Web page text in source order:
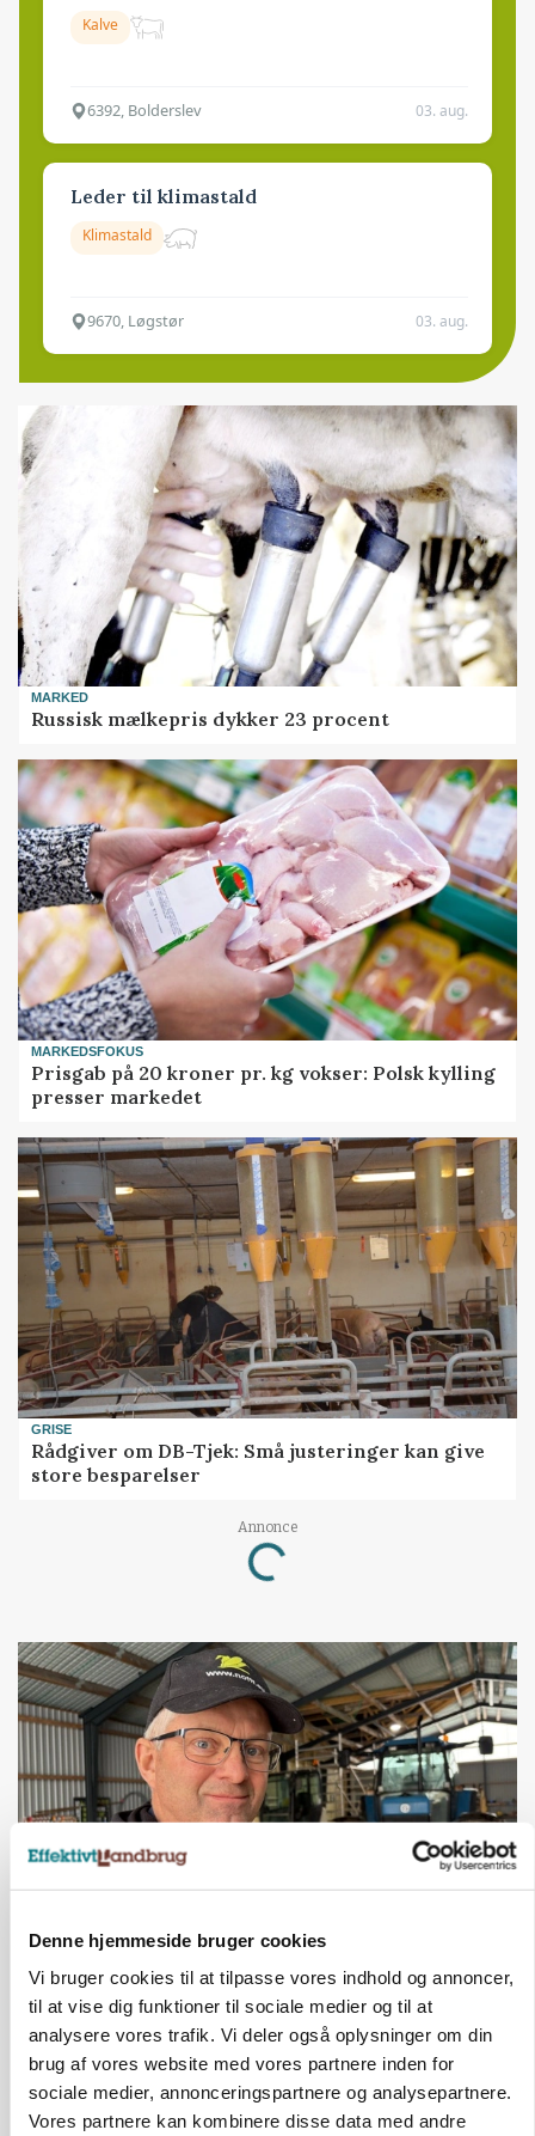
Denne hjemmeside bruger cookies
Vi bruger cookies til at tilpasse vores indhold og annoncer,
til at vise dig funktioner til sociale medier og til at
analysere vores trafik. Vi deler også oplysninger om din
brug af vores website med vores partnere inden for
sociale medier, annonceringspartnere og analysepartnere.
Vores partnere kan kombinere disse data med andre
Kalve
6392, Bolderslev 03. aug.
Leder til klimastald
Klimastald
9670, Løgstør 03. aug.
MARKED
Russisk mælkepris dykker 23 procent
MARKEDSFOKUS
Prisgab på 20 kroner pr. kg vokser: Polsk kylling
presser markedet
GRISE
Rådgiver om DB-Tjek: Små justeringer kan give
store besparelser
Annonce
Loading...
POLITIK
»Nu stopper I«: Landbrugsdebattør og
protestgruppe vil demonstrere mod ny
gødskningslov
Annonce